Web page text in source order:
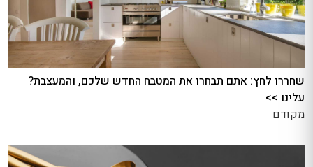
שחררו לחץ: אתם תבחרו את המטבח החדש שלכם, והמעצבת?
עלינו >>
מקודם